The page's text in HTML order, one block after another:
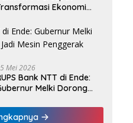
Ekonomi
Dapat Nafas
Mei 2026
Bank NTT di Ende:
Melki Dorong
UMKM